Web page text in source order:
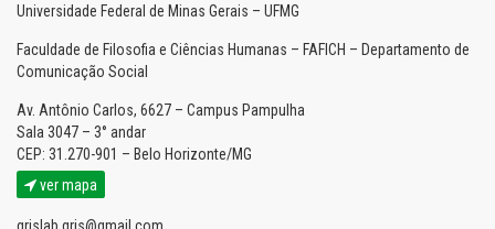
Universidade Federal de Minas Gerais – UFMG
Faculdade de Filosofia e Ciências Humanas – FAFICH – Departamento de
Comunicação Social
Av. Antônio Carlos, 6627 – Campus Pampulha
Sala 3047 – 3° andar
CEP: 31.270-901 – Belo Horizonte/MG
ver mapa